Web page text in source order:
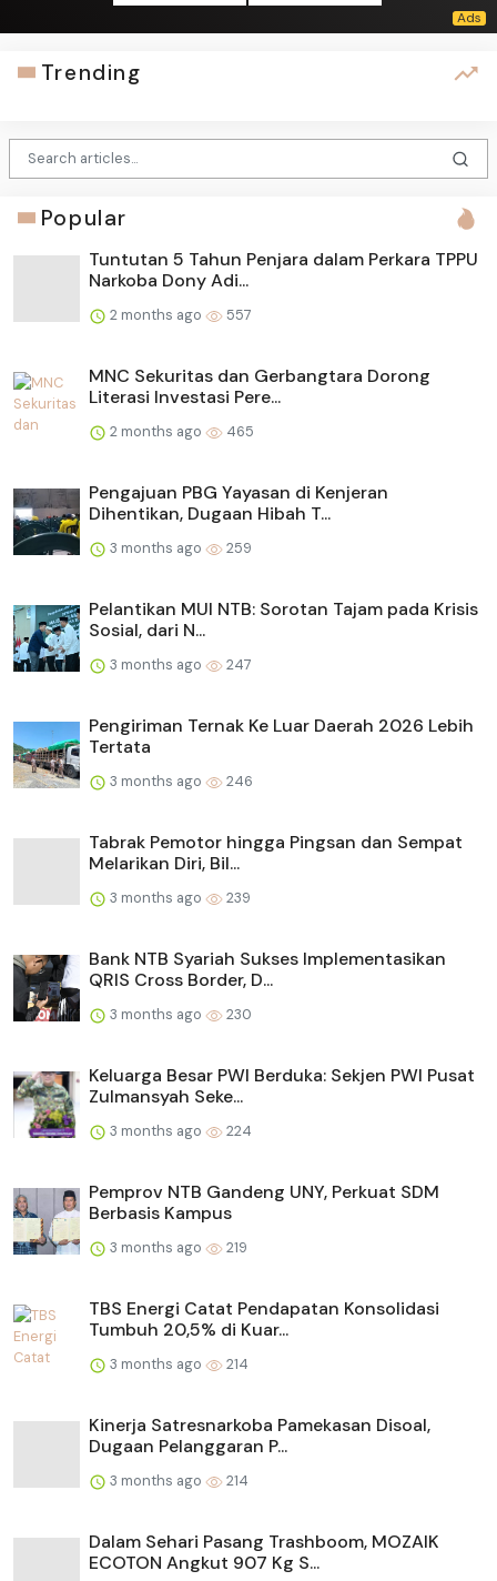
Trending
Popular
Tuntutan 5 Tahun Penjara dalam Perkara TPPU
Narkoba Dony Adi...
2 months ago 557
MNC Sekuritas dan Gerbangtara Dorong
Literasi Investasi Pere...
2 months ago 465
Pengajuan PBG Yayasan di Kenjeran
Dihentikan, Dugaan Hibah T...
3 months ago 259
Pelantikan MUI NTB: Sorotan Tajam pada Krisis
Sosial, dari N...
3 months ago 247
Pengiriman Ternak Ke Luar Daerah 2026 Lebih
Tertata
3 months ago 246
Tabrak Pemotor hingga Pingsan dan Sempat
Melarikan Diri, Bil...
3 months ago 239
Bank NTB Syariah Sukses Implementasikan
QRIS Cross Border, D...
3 months ago 230
Keluarga Besar PWI Berduka: Sekjen PWI Pusat
Zulmansyah Seke...
3 months ago 224
Pemprov NTB Gandeng UNY, Perkuat SDM
Berbasis Kampus
3 months ago 219
TBS Energi Catat Pendapatan Konsolidasi
Tumbuh 20,5% di Kuar...
3 months ago 214
Kinerja Satresnarkoba Pamekasan Disoal,
Dugaan Pelanggaran P...
3 months ago 214
Dalam Sehari Pasang Trashboom, MOZAIK
ECOTON Angkut 907 Kg S...